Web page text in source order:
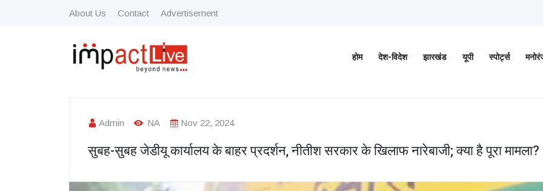
About Us Contact Advertisement
होम देश-विदेश झारखंड यूपी स्पोर्ट्स
Admin NA Nov 22, 2024
सुबह-सुबह जेडीयू कार्यालय के बाहर प्रदर्शन, नीतीश सरकार के खिलाफ नारेबाजी; क्या है पूरा मामला?